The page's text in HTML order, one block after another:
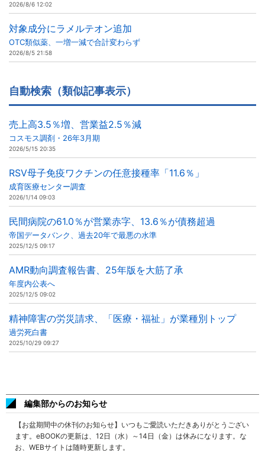
2026/8/6 12:02
対象成分にラメルテオン追加
OTC類似薬、一増一減で合計変わらず
2026/8/5 21:58
自動検索（類似記事表示）
売上高3.5％増、営業益2.5％減
コスモス調剤・26年3月期
2026/5/15 20:35
RSV母子免疫ワクチンの任意接種率「11.6％」
成育医療センター調査
2026/1/14 09:03
民間病院の61.0％が営業赤字、13.6％が債務超過
帝国データバンク、過去20年で最悪の水準
2025/12/5 09:17
AMR動向調査報告書、25年版を大筋了承
年度内公表へ
2025/12/5 09:02
精神障害の労災請求、「医療・福祉」が業種別トップ
過労死白書
2025/10/29 09:27
編集部からのお知らせ
【お盆期間中の休刊のお知らせ】いつもご愛読いただきありがとうござい
ます。eBOOKの更新は、12日（水）～14日（金）は休みになります。な
お、WEBサイトは随時更新します。